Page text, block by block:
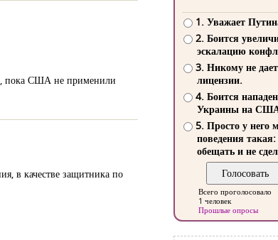
пока США не применили
в качестве защитника по
1. Уважает
2. Боится
эскалацию
3. Никому не
лицензии.
4. Боится
Украины на
5. Просто у него
поведения такая:
обещать и не
Всего проголосовало
1 человек
Прошлые опросы